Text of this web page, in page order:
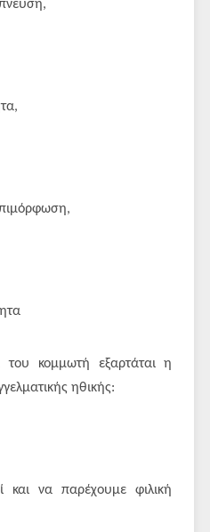
του κομμωτή εξαρτάται η
ηθικής:
και να παρέχουμε φιλική